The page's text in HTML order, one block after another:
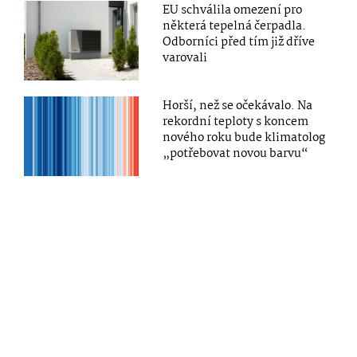
EU schválila omezení pro
některá tepelná čerpadla.
Odborníci před tím již dříve
varovali
Horší, než se očekávalo. Na
rekordní teploty s koncem
nového roku bude klimatolog
„potřebovat novou barvu“